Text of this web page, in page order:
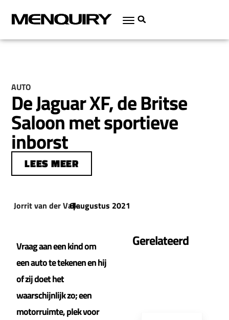
AUTO
De Jaguar XF, de Britse
Saloon met sportieve
inborst
LEES MEER
Jorrit van der Valk
|
6 augustus 2021
Vraag aan een kind om
een auto te tekenen en hij
of zij doet het
waarschijnlijk zo; een
motorruimte, plek voor
Gerelateerd